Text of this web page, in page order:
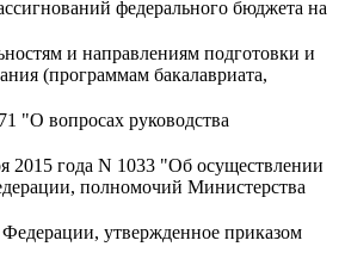
федерального бюджета на
и направлениям подготовки и
(программам бакалавриата,
"О вопросах руководства
2015 года N 1033 "Об осуществлении
полномочий Министерства
утвержденное приказом